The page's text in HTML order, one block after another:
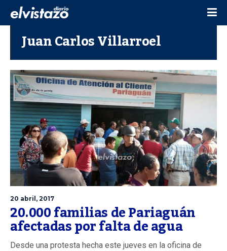
Juan Carlos Villarroel
20 abril, 2017
20.000 familias de Pariaguán
afectadas por falta de agua
Desde una protesta hecha este jueves en la oficina de